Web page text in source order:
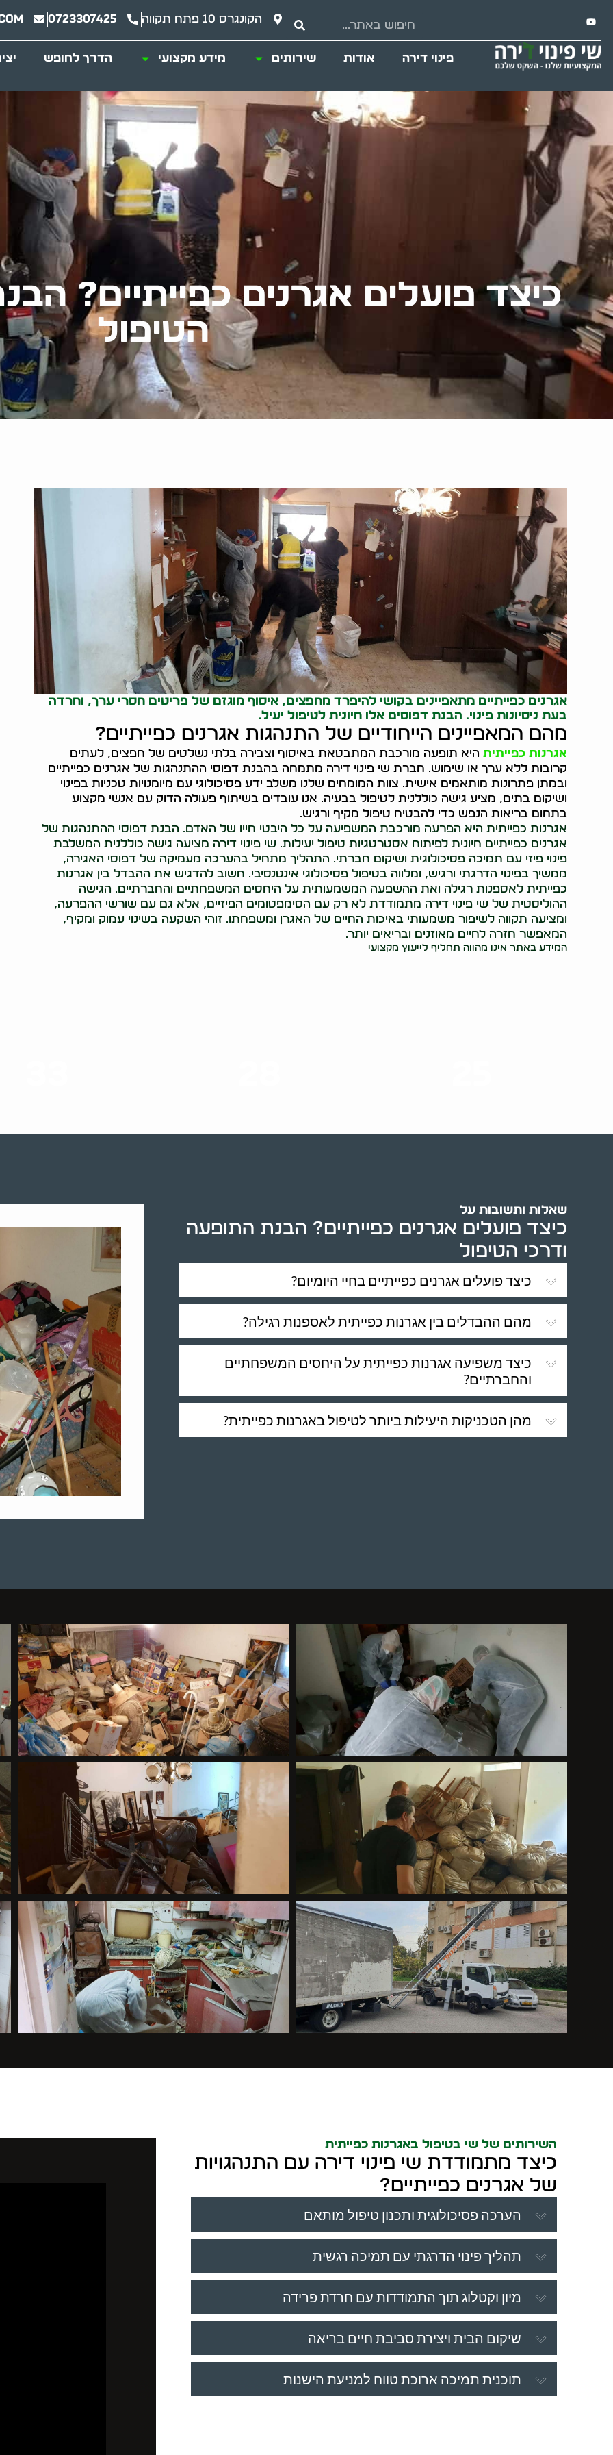
הקונגרס 10 פתח תקווה 0723307425
פינוי דירה אודות שירותים מידע מקצועי הדרך לחופש
כיצד פועלים אגרנים כפייתיים?
הטיפול
אגרנים כפייתיים מתאפיינים בקושי להיפרד מחפצים, איסוף מוגזם של פריטים חסרי ערך, וחרדה
בעת ניסיונות פינוי. הבנת דפוסים אלו חיונית לטיפול יעיל.
מהם המאפיינים הייחודיים של התנהגות אגרנים כפייתיים?
אגרנות כפייתית היא תופעה מורכבת המתבטאת באיסוף וצבירה בלתי נשלטים של חפצים, לעתים
קרובות ללא ערך או שימוש. חברת שי פינוי דירה מתמחה בהבנת דפוסי ההתנהגות של אגרנים כפייתיים
ובמתן פתרונות מותאמים אישית. צוות המומחים שלנו משלב ידע פסיכולוגי עם מיומנויות טכניות בפינוי
ושיקום בתים, מציע גישה כוללנית לטיפול בבעיה. אנו עובדים בשיתוף פעולה הדוק עם אנשי מקצוע
בתחום בריאות הנפש כדי להבטיח טיפול מקיף ורגיש.
אגרנות כפייתית היא הפרעה מורכבת המשפיעה על כל היבטי חייו של האדם. הבנת דפוסי ההתנהגות של
אגרנים כפייתיים חיונית לפיתוח אסטרטגיות טיפול יעילות. שי פינוי דירה מציעה גישה כוללנית המשלבת
פינוי פיזי עם תמיכה פסיכולוגית ושיקום חברתי. התהליך מתחיל בהערכה מעמיקה של דפוסי האגירה,
ממשיך בפינוי הדרגתי ורגיש, ומלווה בטיפול פסיכולוגי אינטנסיבי. חשוב להדגיש את ההבדל בין אגרנות
כפייתית לאספנות רגילה ואת ההשפעה המשמעותית על היחסים המשפחתיים והחברתיים. הגישה
ההוליסטית של שי פינוי דירה מתמודדת לא רק עם הסימפטומים הפיזיים, אלא גם עם שורשי ההפרעה,
ומציעה תקווה לשיפור משמעותי באיכות החיים של האגרן ומשפחתו. זוהי השקעה בשינוי עמוק ומקיף,
המאפשר חזרה לחיים מאוזנים ובריאים יותר.
המידע באתר אינו מהווה תחליף לייעוץ מקצועי
שאלות ותשובות על
כיצד פועלים אגרנים כפייתיים? הבנת התופעה
ודרכי הטיפול
כיצד פועלים אגרנים כפייתיים בחיי היומיום?
מהם ההבדלים בין אגרנות כפייתית לאספנות רגילה?
כיצד משפיעה אגרנות כפייתית על היחסים המשפחתיים
והחברתיים?
מהן הטכניקות היעילות ביותר לטיפול באגרנות כפייתית?
השירותים של שי בטיפול באגרנות כפייתית
כיצד מתמודדת שי פינוי דירה עם התנהגויות
של אגרנים כפייתיים?
הערכה פסיכולוגית ותכנון טיפול מותאם
תהליך פינוי הדרגתי עם תמיכה רגשית
מיון וקטלוג תוך התמודדות עם חרדת פרידה
שיקום הבית ויצירת סביבת חיים בריאה
תוכנית תמיכה ארוכת טווח למניעת הישנות